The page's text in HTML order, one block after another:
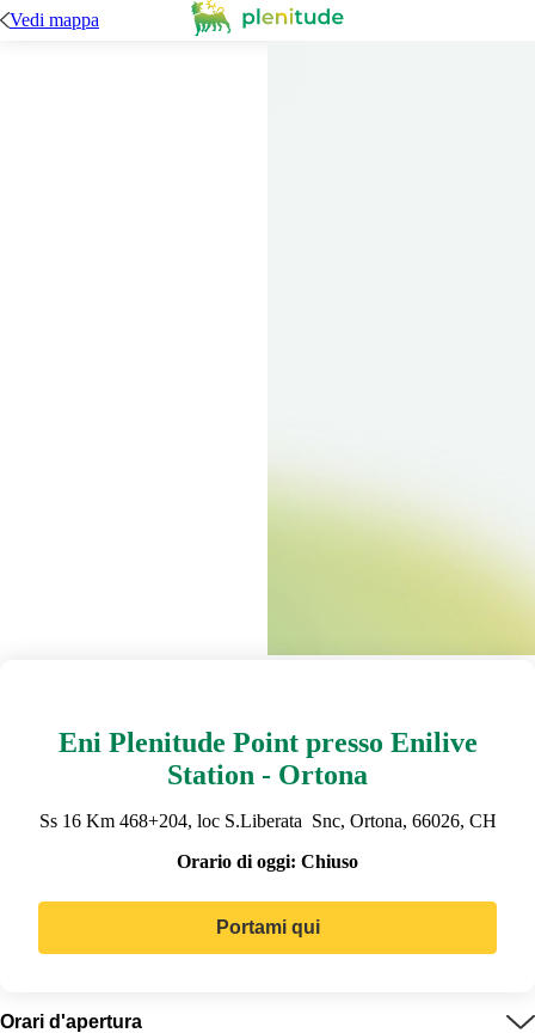
Vedi mappa
Eni Plenitude Point presso Enilive
Station - Ortona
Ss 16 Km 468+204, loc S.Liberata Snc, Ortona, 66026, CH
Orario di oggi: Chiuso
Portami qui
Orari d'apertura